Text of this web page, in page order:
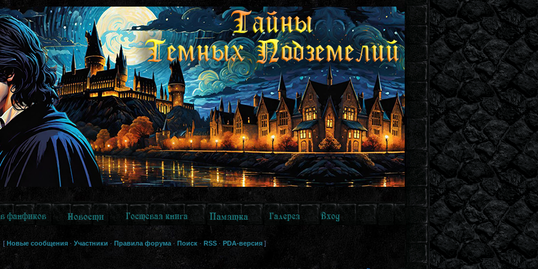
[ Новые сообщения · Участники · Правила форума · Поиск · RSS · PDA-версия ]